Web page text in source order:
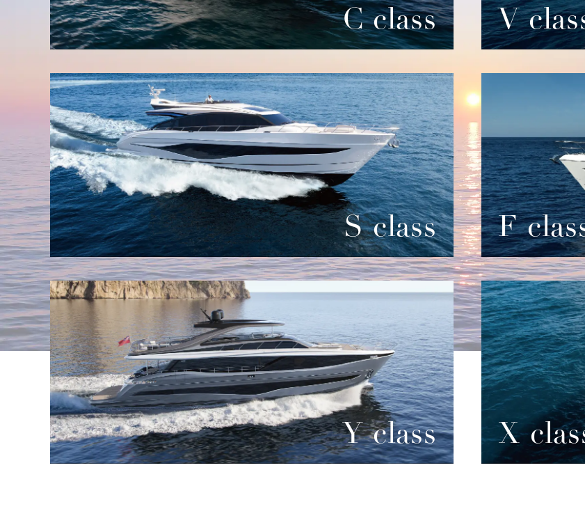
2024.07.17 PRINCESS F45がご成約となりました。
2024.04.15 関西ボートショー2024に多数のご来場ありがとうございました。
2024.03.27 ジャパンインターナショナルボートショー2024に多数のご来場有難うございました。
C class V
S class F
Y class X